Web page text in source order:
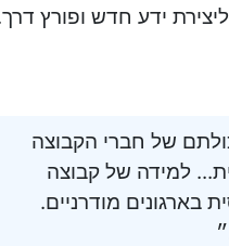
ידע חדש ופורץ
של חברי הקבוצה
למידה של קבוצה
בארגונים מודרניים.